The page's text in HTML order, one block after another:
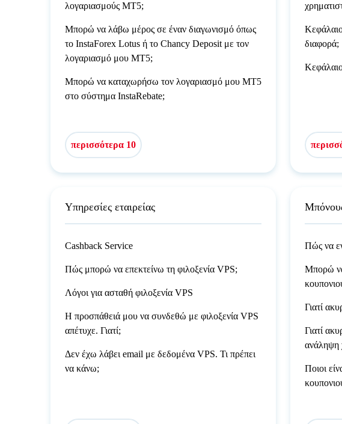
λογαριασμούς MT5;
Μπορώ να λάβω μέρος σε έναν διαγωνισμό όπως
το InstaForex Lotus ή το Chancy Deposit με τον
λογαριασμό μου MT5;
Μπορώ να καταχωρήσω τον λογαριασμό μου MT5
στο σύστημα InstaRebate;
περισσότερα 10
διαφορά;
Υπηρεσίες εταιρείας
Cashback Service
Πώς μπορώ να επεκτείνω τη φιλοξενία VPS;
Λόγοι για ασταθή φιλοξενία VPS
Η προσπάθειά μου να συνδεθώ με φιλοξενία VPS
απέτυχε. Γιατί;
Δεν έχω λάβει email με δεδομένα VPS. Τι πρέπει
να κάνω;
Πώς να
Μπορώ
Γιατί
Γιατί
ανάληψη
Ποιοι